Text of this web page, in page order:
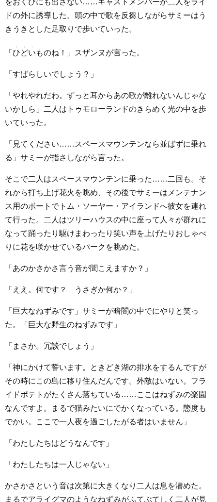
ドの外に誘導した。頭の中で歌を反芻しながらサミーはう
きうきとした足取りで歩いていった。
「 ひどい ものね！」スザンヌが言った。
「すばらしいでしょう？」
「やれやれだわ。ずっと耳からあの歌が離れないんじゃな
いかしら」二人はトゥモローランドのきらめく光の中を歩
いていった。
「見てください……スペースマウンテンなら並ばずに乗れ
る」サミーが指さしながら言った。
そこで二人はスペースマウンテンに乗った……二回も。そ
れから打ち上げ花火を眺め、その後でサミーはメンテナン
ス用のボートでトム・ソーヤー・アイランドへ彼女を連れ
て行った。二人はツリーハウスの中に座って人々が群れに
なって踊ったり駆けまわったり笑い声を上げたりおしゃべ
りに花を咲かせているパークを眺めた。
「あのかさかさ言う音が聞こえますか？」
「ええ。何です？ うさぎか何か？」
「巨大なねずみです」サミーが暗闇の中でにやりと笑っ
た。「巨大な野生のねずみです」
「まさか。冗談でしょう」
「神にかけて誓います。ときどき湖の排水をするんですが
その時にこの島に移り住んだんです。外敵はいない。フラ
イドポテトがたくさん落ちている……ここはねずみの楽園
なんですよ。まるで猫みたいにでかくなっている。態度も
でかい。ここで一人夜を過ごしたがる者はいません」
「わたしたちはどうなんです」
「わたしたちは一人じゃない」
かさかさという音は次第に大きくなり二人は息を潜めた。
まるでアライグマのようなねずみがふてぶてしく二人が見